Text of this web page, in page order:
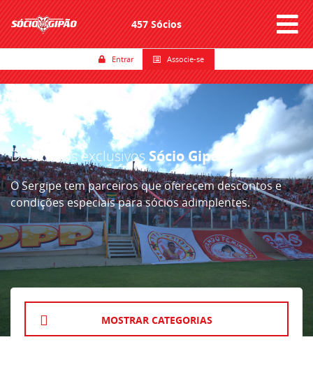
Entrar Associe-se
457 Sócios
Descontos exclusivos Sócio Gipão
O Sergipe tem parceiros que oferecem descontos e
condições especiais para sócios adimplentes.
MOSTRAR CATEGORIAS